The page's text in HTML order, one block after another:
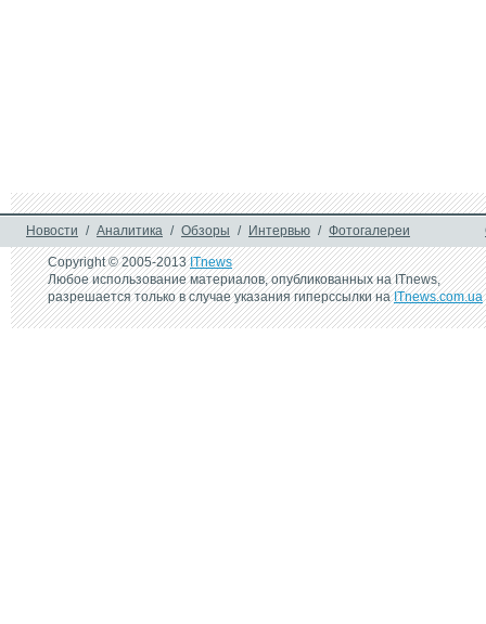
Новости / Аналитика / Обзоры / Интервью / Фотогалереи
Copyright © 2005-2013ITnews
Любое использование материалов, опубликованных на ITnews,
разрешается только в случае указания гиперссылки наITnews.com.ua